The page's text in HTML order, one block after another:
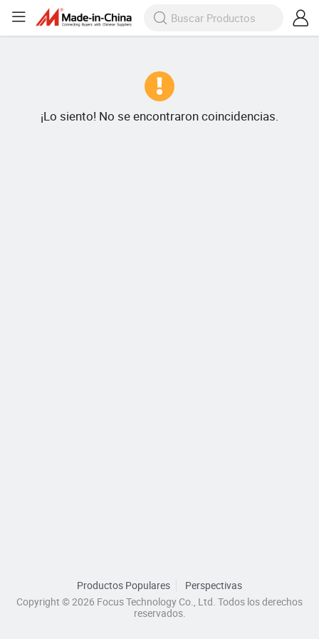
¡Lo siento! No se encontraron coincidencias.
Productos Populares
Perspectivas
Copyright © 2026 Focus Technology Co., Ltd. Todos los derechos
reservados.